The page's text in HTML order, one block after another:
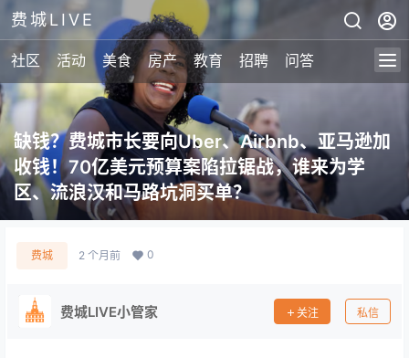
费城LIVE
社区 活动 美食 房产 教育 招聘 问答
缺钱？费城市长要向Uber、Airbnb、亚马逊加
收钱！70亿美元预算案陷拉锯战，谁来为学
区、流浪汉和马路坑洞买单？
费城 2 个月前 0
费城LIVE小管家 关注 私信